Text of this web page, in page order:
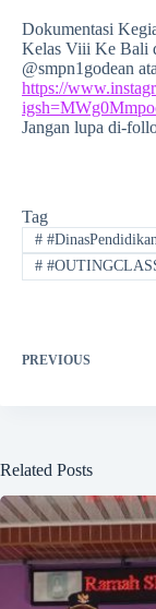
Dokumentasi
Kelas Viii Ke Bali
@smpn1godean
https://
Jangan lupa di-
Tag
#
#
PREVIOUS
Related Posts